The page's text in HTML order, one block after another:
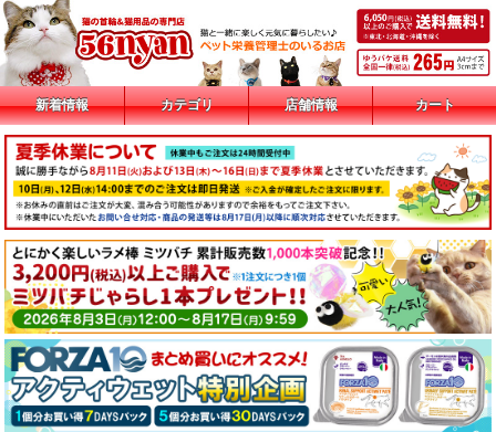
新着情報 カテゴリ 店舗情報 カート